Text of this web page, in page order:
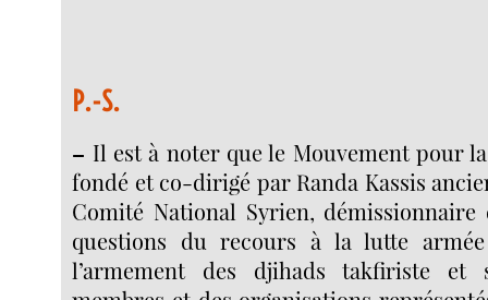
P.-S.
– Il est à noter que le Mouvement pour
fondé et co-dirigé par Randa Kassis
Comité National Syrien,
questions du recours à la lutte
l’armement des djihads takfiriste et